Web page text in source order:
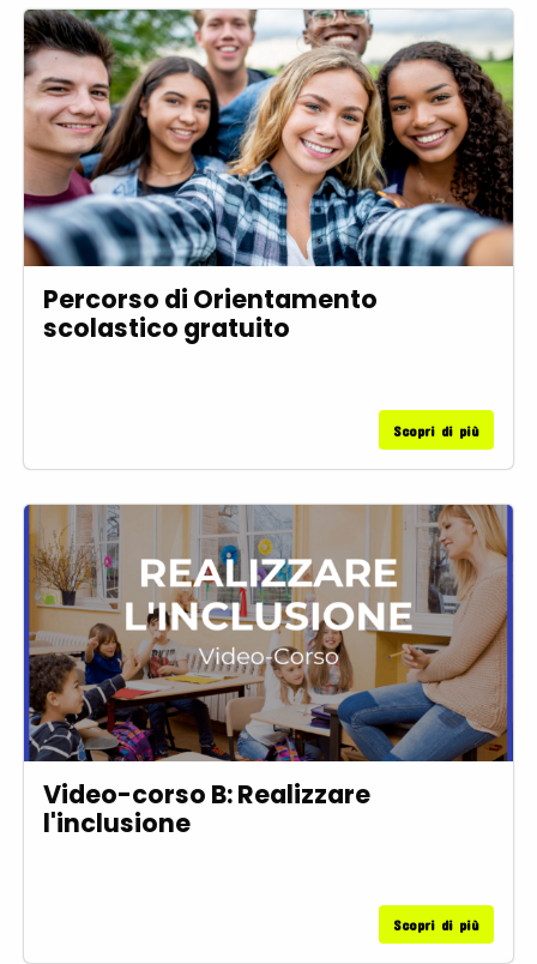
Percorso di Orientamento
scolastico gratuito
Scopri di più
Video-corso B: Realizzare
l'inclusione
Scopri di più